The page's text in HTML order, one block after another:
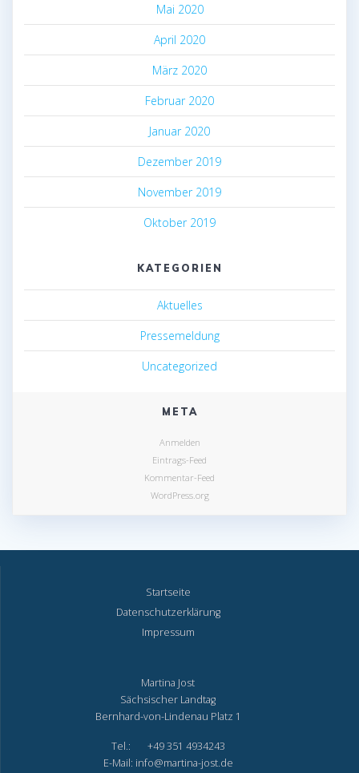
Mai 2020
April 2020
März 2020
Februar 2020
Januar 2020
Dezember 2019
November 2019
Oktober 2019
KATEGORIEN
Aktuelles
Pressemeldung
Uncategorized
META
Anmelden
Eintrags-Feed
Kommentar-Feed
WordPress.org
Startseite
Datenschutzerklärung
Impressum
Martina Jost
Sächsischer Landtag
Bernhard-von-Lindenau Platz 1
Tel.: +49 351 4934243
E-Mail: info@martina-jost.de